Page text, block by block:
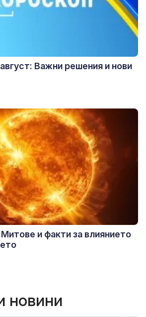
Важни решения и нови
и факти за влиянието
новини